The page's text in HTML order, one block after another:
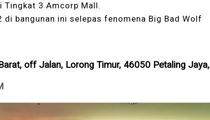
Tingkat 3 Amcorp Mall.
bangunan ini selepas fenomena Big Bad Wolf
off Jalan, Lorong Timur, 46050 Petaling Jaya,